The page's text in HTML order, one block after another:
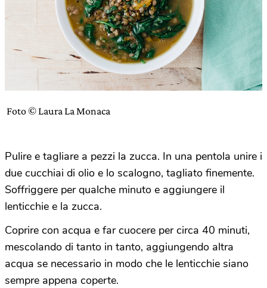
Foto © Laura La Monaca
Pulire e tagliare a pezzi la zucca. In una pentola unire i
due cucchiai di olio e lo scalogno, tagliato finemente.
Soffriggere per qualche minuto e aggiungere il
lenticchie e la zucca.
Coprire con acqua e far cuocere per circa 40 minuti,
mescolando di tanto in tanto, aggiungendo altra
acqua se necessario in modo che le lenticchie siano
sempre appena coperte.